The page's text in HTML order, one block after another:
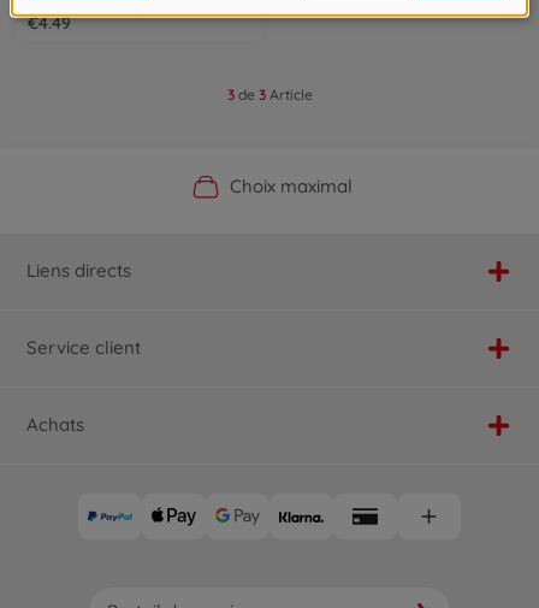
€4.49
3de 3Article
Boutique officielle du fabricant
Choix maximal
Service personnalisé
Livraison rapide
Liens directs
Service client
Achats